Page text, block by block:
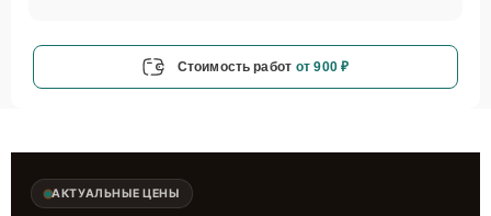
Стоимость работ от 900 ₽
АКТУАЛЬНЫЕ ЦЕНЫ